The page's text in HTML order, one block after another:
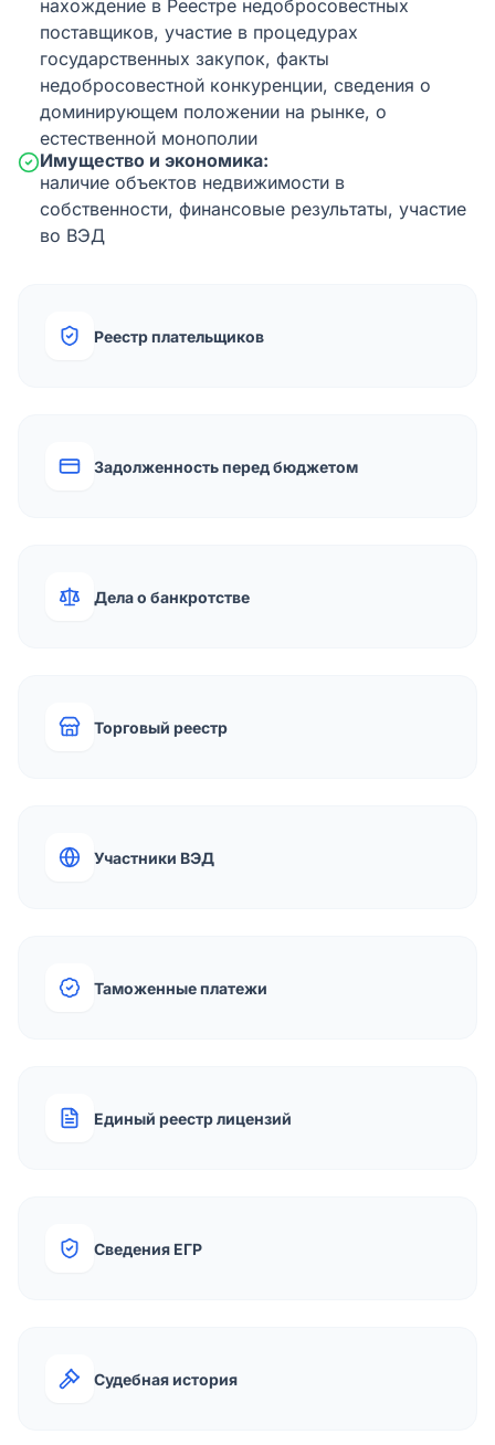
нахождение в Реестре недобросовестных
поставщиков, участие в процедурах
государственных закупок, факты
недобросовестной конкуренции, сведения о
доминирующем положении на рынке, о
естественной монополии
Имущество и экономика:
наличие объектов недвижимости в
собственности, финансовые результаты, участие
во ВЭД
Реестр плательщиков
Задолженность перед бюджетом
Дела о банкротстве
Торговый реестр
Участники ВЭД
Таможенные платежи
Единый реестр лицензий
Сведения ЕГР
Судебная история